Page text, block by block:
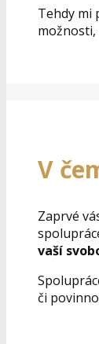
Tehdy mi
V
Zaprvé
vaší
či